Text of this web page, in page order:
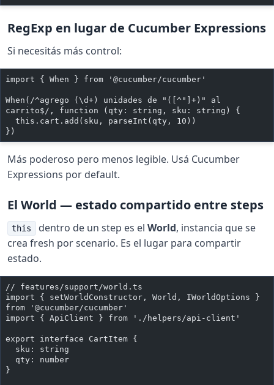
RegExp en lugar de Cucumber Expressions
Si necesitás más control:
import { When } from '@cucumber/cucumber'
When(/^agrego (\d+) unidades de "([^"]+)" al
carrito$/, function (qty: string, sku: string) {
  this.cart.add(sku, parseInt(qty, 10))
})
Más poderoso pero menos legible. Usá Cucumber
Expressions por default.
El World — estado compartido entre steps
this dentro de un step es el World, instancia que se
crea fresh por scenario. Es el lugar para compartir
estado.
// features/support/world.ts
import { setWorldConstructor, World, IWorldOptions }
from '@cucumber/cucumber'
import { ApiClient } from './helpers/api-client'
export interface CartItem {
  sku: string
  qty: number
}